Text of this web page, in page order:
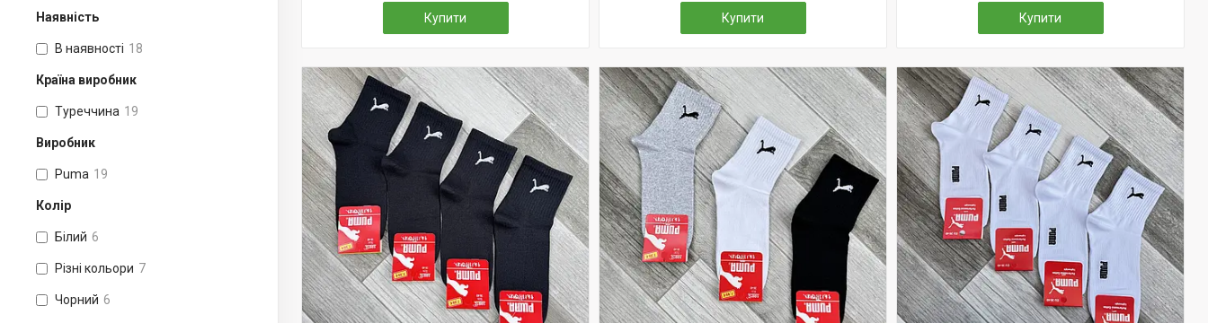
Наявність
В наявності 18
Країна виробник
Туреччина 19
Виробник
Puma 19
Колір
Білий 6
Різні кольори 7
Чорний 6
Купити Купити Купити